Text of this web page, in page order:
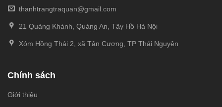
thanhtrangtraquan@gmail.com
21 Quảng Khánh, Quảng An, Tây Hồ Hà Nội
Xóm Hồng Thái 2, xã Tân Cương, TP Thái Nguyên
Chính sách
Giới thiệu